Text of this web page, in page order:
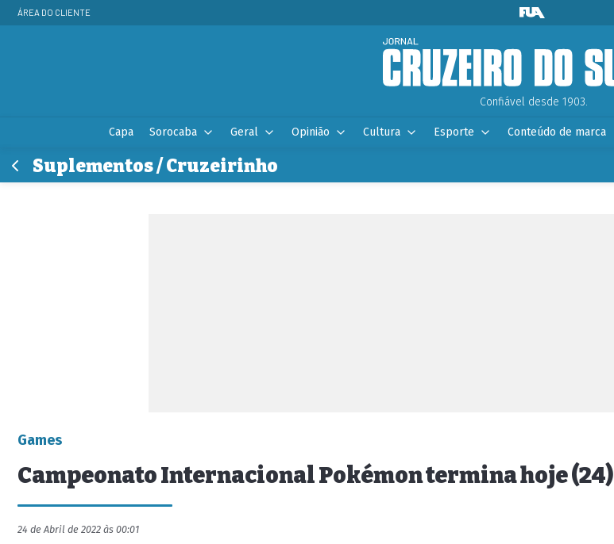
ÁREA DO CLIENTE
Confiável desde 1903.
Capa Sorocaba Geral Opinião Cultura Esporte Conteúdo de marca
Suplementos / Cruzeirinho
Games
Campeonato Internacional Pokémon termina hoje (24)
24 de Abril de 2022 às 00:01